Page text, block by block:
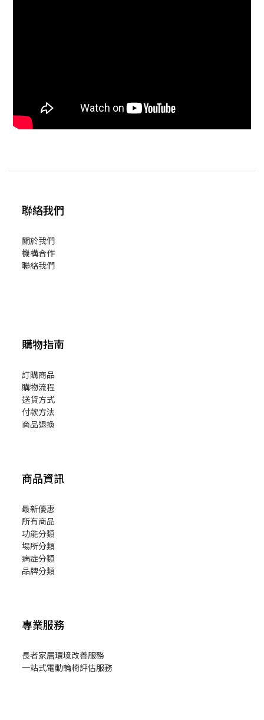
聯絡我們
關於我們
機構合作
聯絡我們
購物指南
訂購商品
購物流程
送貨方式
付款方法
商品退換
商品資訊
最新優惠
所有商品
功能分類
場所分類
病症分類
品牌分類
專業服務
長者家居環境改善服務
一站式電動輪椅評估服務